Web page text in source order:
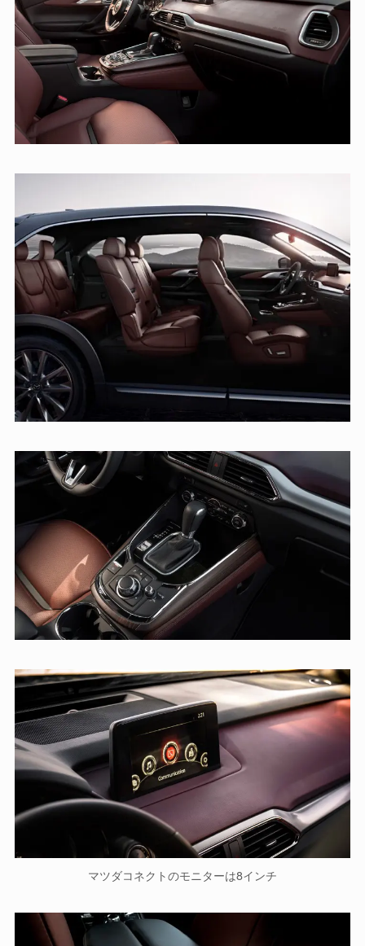
マツダコネクトのモニターは8インチ